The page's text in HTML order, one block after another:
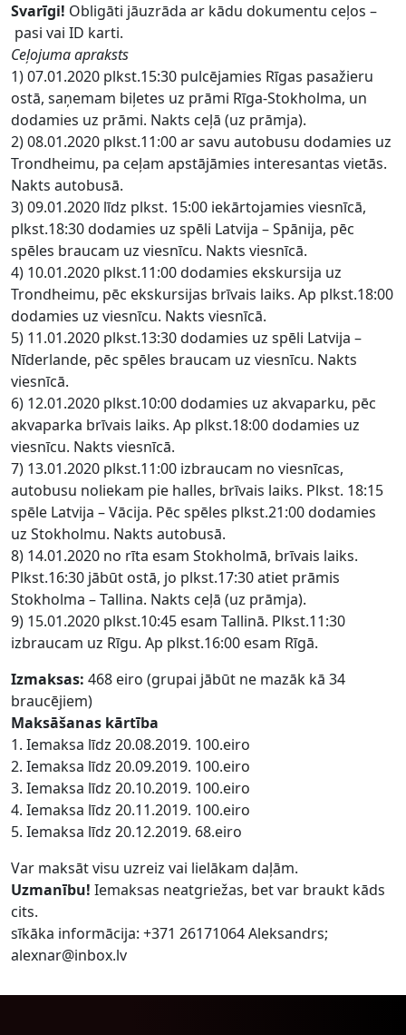
Svarīgi! Obligāti jāuzrāda ar kādu dokumentu ceļos –
pasi vai ID karti.
Ceļojuma apraksts
1) 07.01.2020 plkst.15:30 pulcējamies Rīgas pasažieru
ostā, saņemam biļetes uz prāmi Rīga-Stokholma, un
dodamies uz prāmi. Nakts ceļā (uz prāmja).
2) 08.01.2020 plkst.11:00 ar savu autobusu dodamies uz
Trondheimu, pa ceļam apstājāmies interesantas vietās.
Nakts autobusā.
3) 09.01.2020 līdz plkst. 15:00 iekārtojamies viesnīcā,
plkst.18:30 dodamies uz spēli Latvija – Spānija, pēc
spēles braucam uz viesnīcu. Nakts viesnīcā.
4) 10.01.2020 plkst.11:00 dodamies ekskursija uz
Trondheimu, pēc ekskursijas brīvais laiks. Ap plkst.18:00
dodamies uz viesnīcu. Nakts viesnīcā.
5) 11.01.2020 plkst.13:30 dodamies uz spēli Latvija –
Nīderlande, pēc spēles braucam uz viesnīcu. Nakts
viesnīcā.
6) 12.01.2020 plkst.10:00 dodamies uz akvaparku, pēc
akvaparka brīvais laiks. Ap plkst.18:00 dodamies uz
viesnīcu. Nakts viesnīcā.
7) 13.01.2020 plkst.11:00 izbraucam no viesnīcas,
autobusu noliekam pie halles, brīvais laiks. Plkst. 18:15
spēle Latvija – Vācija. Pēc spēles plkst.21:00 dodamies
uz Stokholmu. Nakts autobusā.
8) 14.01.2020 no rīta esam Stokholmā, brīvais laiks.
Plkst.16:30 jābūt ostā, jo plkst.17:30 atiet prāmis
Stokholma – Tallina. Nakts ceļā (uz prāmja).
9) 15.01.2020 plkst.10:45 esam Tallinā. Plkst.11:30
izbraucam uz Rīgu. Ap plkst.16:00 esam Rīgā.
Izmaksas: 468 eiro (grupai jābūt ne mazāk kā 34
braucējiem)
Maksāšanas kārtība
1. Iemaksa līdz 20.08.2019. 100.eiro
2. Iemaksa līdz 20.09.2019. 100.eiro
3. Iemaksa līdz 20.10.2019. 100.eiro
4. Iemaksa līdz 20.11.2019. 100.eiro
5. Iemaksa līdz 20.12.2019. 68.eiro
Var maksāt visu uzreiz vai lielākam daļām.
Uzmanību! Iemaksas neatgriežas, bet var braukt kāds
cits.
sīkāka informācija: +371 26171064 Aleksandrs;
alexnar@inbox.lv